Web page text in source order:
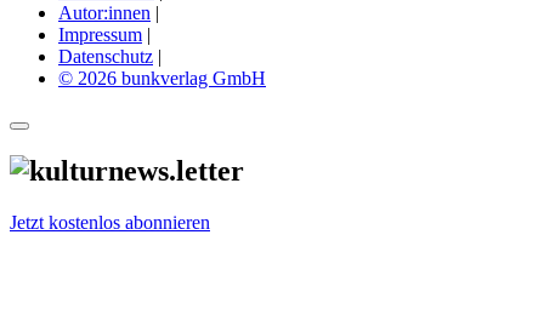
Autor:innen |
Impressum |
Datenschutz |
© 2026 bunkverlag GmbH
Jetzt kostenlos abonnieren